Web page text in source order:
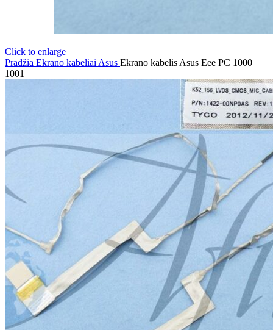
Click to enlarge
Pradžia Ekrano kabeliai Asus Ekrano kabelis Asus Eee PC 1000
1001